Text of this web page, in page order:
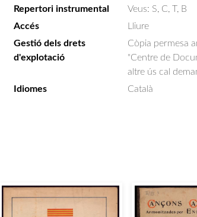
Repertori instrumental
Veus: S, C, T, B
Accés
Lliure
Gestió dels drets
d'explotació
Còpia permesa
"Centre de
altre ús cal
Idiomes
Català